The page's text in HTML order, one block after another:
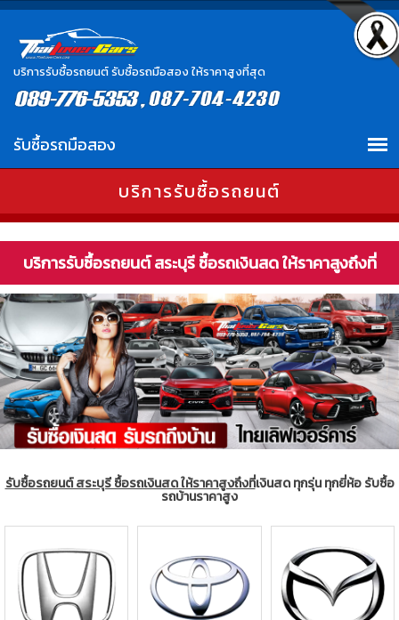
บริการรับซื้อรถยนต์ รับซื้อรถมือสอง ให้ราคาสูงที่สุด
บริการรับซื้อรถยนต์
บริการรับซื้อรถยนต์ สระบุรี ซื้อรถเงินสด ให้ราคาสูงถึงที่
รับซื้อรถยนต์ สระบุรี ซื้อรถเงินสด ให้ราคาสูงถึงที่เงินสด ทุกรุ่น ทุกยี่ห้อ รับซื้อ
รถบ้านราคาสูง